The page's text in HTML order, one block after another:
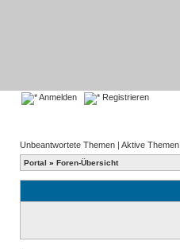
Anmelden Registrieren
Unbeantwortete Themen | Aktive Themen
Portal » Foren-Übersicht